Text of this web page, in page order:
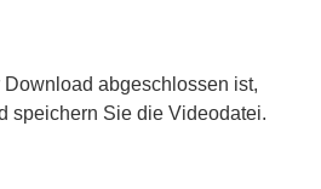
Download abgeschlossen ist,
speichern Sie die Videodatei.